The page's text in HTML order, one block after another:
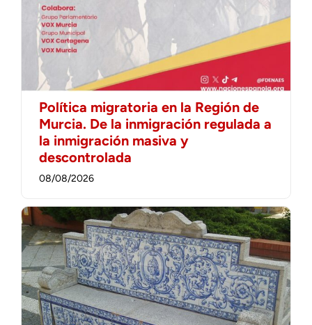
Política migratoria en la Región de
Murcia. De la inmigración regulada a
la inmigración masiva y
descontrolada
08/08/2026